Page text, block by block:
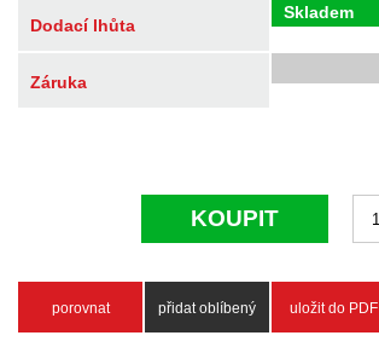
Dodací lhůta
Skladem
Záruka
KOUPIT
porovnat přidat oblíbený uložit do PDF